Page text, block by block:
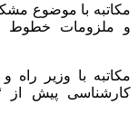
کارشناسی پیش از